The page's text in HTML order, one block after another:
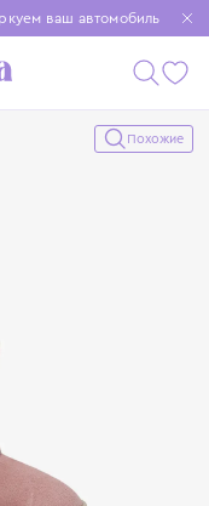
ваш автомобиль
от 15 000 ₽
были еще удобнее
Похожие